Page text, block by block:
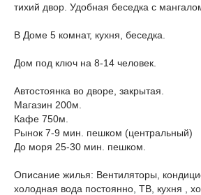
тихий двор. Удобная беседка с
В Доме 5 комнат, кухня, беседка.
Дом под ключ на 8-14 человек.
Автостоянка во дворе, закрытая.
Магазин 200м.
Кафе 750м.
Рынок 7-9 мин. пешком (центральный)
До моря 25-30 мин. пешком.
Описание жилья: Вентиляторы,
холодная вода постоянно, ТВ, кухня ,